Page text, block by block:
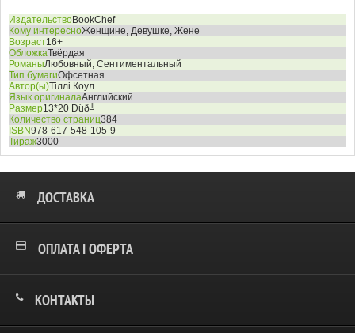
ИздательствоBookChef
Кому интересноЖенщине, Девушке, Жене
Возраст16+
ОбложкаТвёрдая
РоманыЛюбовный, Сентиментальный
Тип бумагиОфсетная
Автор(ы)Тіллі Коул
Язык оригиналаАнглийский
Размер13*20 Ðüð╝
Количество страниц384
ISBN978-617-548-105-9
Тираж3000
ДОСТАВКА
ОПЛАТА І ОФЕРТА
КОНТАКТЫ